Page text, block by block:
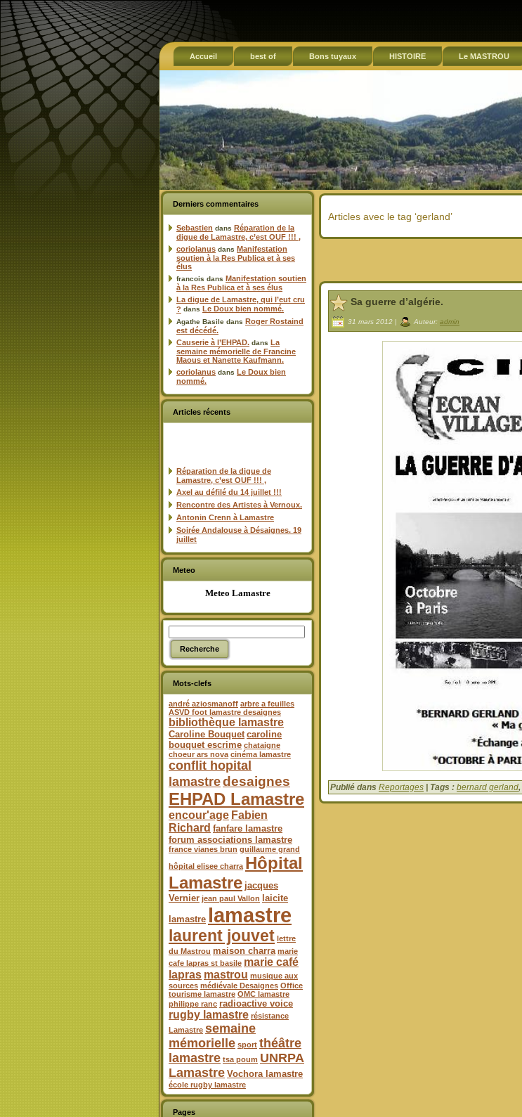
Accueil best of Bons tuyaux HISTOIRE Le MASTROU
Derniers commentaires
Sebastien dans Réparation de la
digue de Lamastre, c’est OUF !!! ,
coriolanus dans Manifestation
soutien à la Res Publica et à ses
élus
francois dans Manifestation soutien
à la Res Publica et à ses élus
La digue de Lamastre, qui l’eut cru
? dans Le Doux bien nommé.
Agathe Basile dans Roger Rostaind
est décédé.
Causerie à l’EHPAD. dans La
semaine mémorielle de Francine
Maous et Nanette Kaufmann.
coriolanus dans Le Doux bien
nommé.
Articles récents
Réparation de la digue de
Lamastre, c’est OUF !!! ,
Axel au défilé du 14 juillet !!!
Rencontre des Artistes à Vernoux.
Antonin Crenn à Lamastre
Soirée Andalouse à Désaignes. 19
juillet
Meteo
Meteo Lamastre
Mots-clefs
andré aziosmanoff arbre a feuilles
ASVD foot lamastre desaignes
bibliothèque lamastre
Caroline Bouquet caroline
bouquet escrime chataigne
choeur ars nova cinéma lamastre
conflit hopital
lamastredesaignes
EHPAD Lamastre
encour'age Fabien
Richard fanfare lamastre
forum associations lamastre
france vianes brun guillaume grand
hôpital elisee charra Hôpital
Lamastre jacques
Vernier jean paul Vallon
laicite
lamastre lamastre
laurent jouvet lettre
du Mastrou maison charra marie
cafe lapras st basile marie café
lapras mastrou musique aux
sources médiévale Desaignes Office
tourisme lamastre OMC lamastre
philippe ranc radioactive voice
rugby lamastre résistance
Lamastre semaine
mémorielle sport théâtre
lamastre tsa poum UNRPA
Lamastre Vochora lamastre
école rugby lamastre
Pages
Articles avec le tag ‘gerland’
Sa guerre d’algérie.
31 mars 2012 | Auteur: admin
Publié dans Reportages | Tags : bernard gerland,